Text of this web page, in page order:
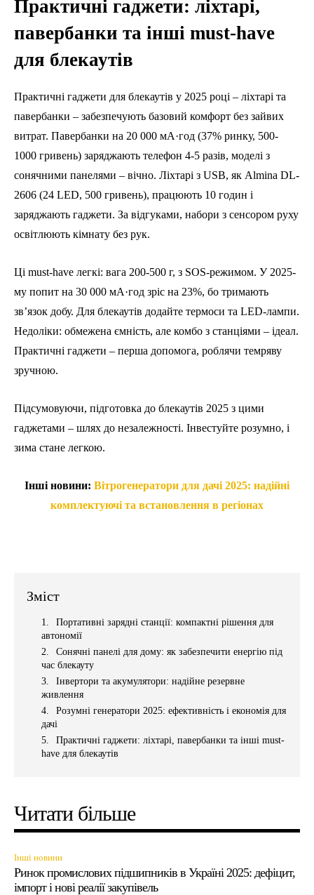
Практичні гаджети: ліхтарі,
павербанки та інші must-have
для блекаутів
Практичні гаджети для блекаутів у 2025 році – ліхтарі та
павербанки – забезпечують базовий комфорт без зайвих
витрат. Павербанки на 20 000 мА·год (37% ринку, 500-
1000 гривень) заряджають телефон 4-5 разів, моделі з
сонячними панелями – вічно. Ліхтарі з USB, як Almina DL-
2606 (24 LED, 500 гривень), працюють 10 годин і
заряджають гаджети. За відгуками, набори з сенсором руху
освітлюють кімнату без рук.
Ці must-have легкі: вага 200-500 г, з SOS-режимом. У 2025-
му попит на 30 000 мА·год зріс на 23%, бо тримають
зв’язок добу. Для блекаутів додайте термоси та LED-лампи.
Недоліки: обмежена ємність, але комбо з станціями – ідеал.
Практичні гаджети – перша допомога, роблячи темряву
зручною.
Підсумовуючи, підготовка до блекаутів 2025 з цими
гаджетами – шлях до незалежності. Інвестуйте розумно, і
зима стане легкою.
Інші новини: Вітрогенератори для дачі 2025: надійні
комплектуючі та встановлення в регіонах
Зміст
Портативні зарядні станції: компактні рішення для
автономії
Сонячні панелі для дому: як забезпечити енергію під
час блекауту
Інвертори та акумулятори: надійне резервне
живлення
Розумні генератори 2025: ефективність і економія для
дачі
Практичні гаджети: ліхтарі, павербанки та інші must-
have для блекаутів
Читати більше
Інші новини
Ринок промислових підшипників в Україні 2025: дефіцит,
імпорт і нові реалії закупівель